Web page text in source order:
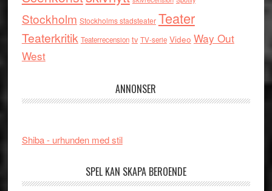
Stockholm Stockholms stadsteater Teater
Teaterkritik Teaterrecension tv TV-serie Video Way Out
West
ANNONSER
Shiba - urhunden med stil
SPEL KAN SKAPA BEROENDE